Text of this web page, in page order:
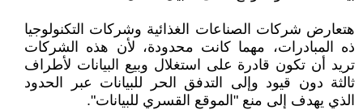
هتعارض شركات الصناعات الغذائية وشركات التكنولوجيا
ذه المبادرات، مهما كانت محدودة، لأن هذه الشركات
تريد أن تكون قادرة على استغلال وبيع البيانات لأطراف
ثالثة دون قيود وإلى التدفق الحر للبيانات عبر الحدود
الذي يهدف إلى منع "الموقع القسري للبيانات".